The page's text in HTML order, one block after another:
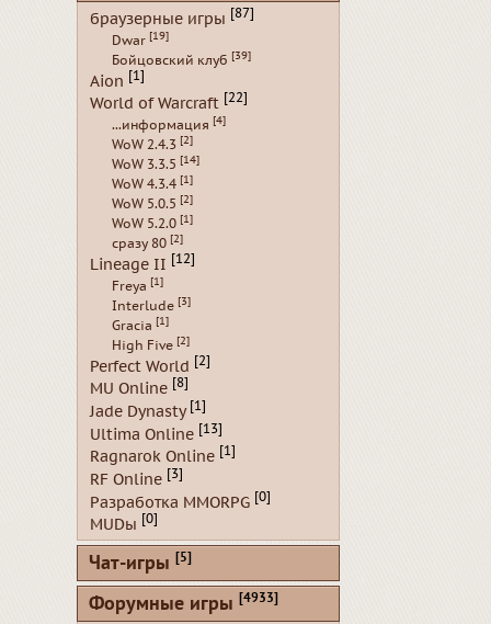
браузерные игры [87]
Dwar [19]
Бойцовский клуб [39]
Aion [1]
World of Warcraft [22]
...информация [4]
WoW 2.4.3 [2]
WoW 3.3.5 [14]
WoW 4.3.4 [1]
WoW 5.0.5 [2]
WoW 5.2.0 [1]
сразу 80 [2]
Lineage II [12]
Freya [1]
Interlude [3]
Gracia [1]
High Five [2]
Perfect World [2]
MU Online [8]
Jade Dynasty [1]
Ultima Online [13]
Ragnarok Online [1]
RF Online [3]
Разработка MMORPG [0]
MUDы [0]
Чат-игры [5]
Форумные игры [4933]